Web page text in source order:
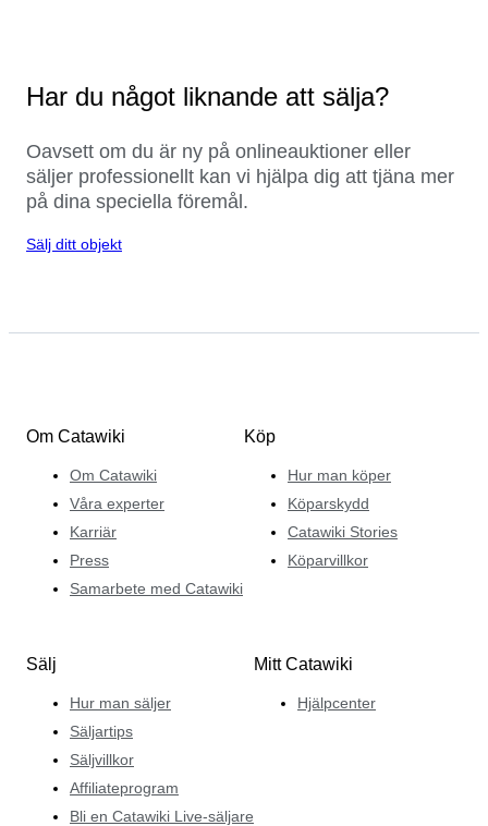
Har du något liknande att sälja?
Oavsett om du är ny på onlineauktioner eller
säljer professionellt kan vi hjälpa dig att tjäna mer
på dina speciella föremål.
Sälj ditt objekt
Om Catawiki
Om Catawiki
Våra experter
Karriär
Press
Samarbete med Catawiki
Köp
Hur man köper
Köparskydd
Catawiki Stories
Köparvillkor
Sälj
Hur man säljer
Säljartips
Säljvillkor
Affiliateprogram
Bli en Catawiki Live-säljare
Mitt Catawiki
Hjälpcenter